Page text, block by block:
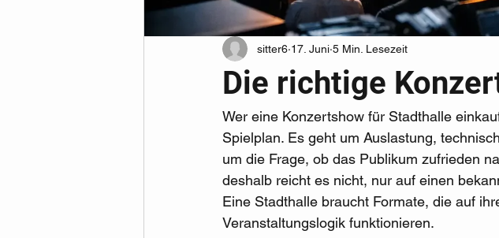
Die richtige
sitter6 17. Juni 5 Min. Lesezeit
Wer eine Konzertshow für Stadthalle
Spielplan. Es geht um Auslastung,
um die Frage, ob das Publikum zufrieden
deshalb reicht es nicht, nur auf einen
Eine Stadthalle braucht Formate, die auf
Veranstaltungslogik funktionieren.